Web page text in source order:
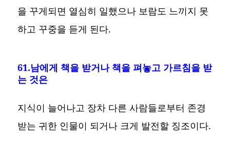
을 꾸게되면 열심히 일했으나 보람도 느끼지 못
하고 꾸중을 듣게 된다.
61.남에게 책을 받거나 책을 펴놓고 가르침을 받
는 것은
지식이 늘어나고 장차 다른 사람들로부터 존경
받는 귀한 인물이 되거나 크게 발전할 징조이다.